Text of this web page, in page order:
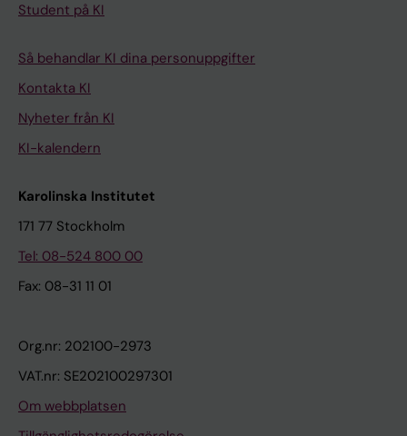
Student på KI
Så behandlar KI dina personuppgifter
Kontakta KI
Nyheter från KI
KI-kalendern
Karolinska Institutet
171 77 Stockholm
Tel: 08-524 800 00
Fax: 08-31 11 01
Org.nr: 202100-2973
VAT.nr: SE202100297301
Om webbplatsen